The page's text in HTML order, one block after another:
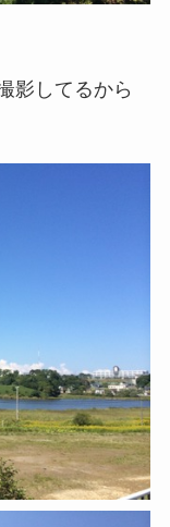
影してるから